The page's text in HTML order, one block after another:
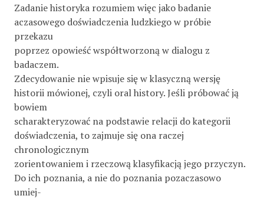
Zadanie historyka rozumiem więc jako badanie
aczasowego doświadczenia ludzkiego w próbie
przekazu
poprzez opowieść współtworzoną w dialogu z
badaczem.
Zdecydowanie nie wpisuje się w klasyczną wersję
historii mówionej, czyli oral history. Jeśli próbować ją
bowiem
scharakteryzować na podstawie relacji do kategorii
doświadczenia, to zajmuje się ona raczej
chronologicznym
zorientowaniem i rzeczową klasyfikacją jego przyczyn.
Do ich poznania, a nie do poznania pozaczasowo
umiej-